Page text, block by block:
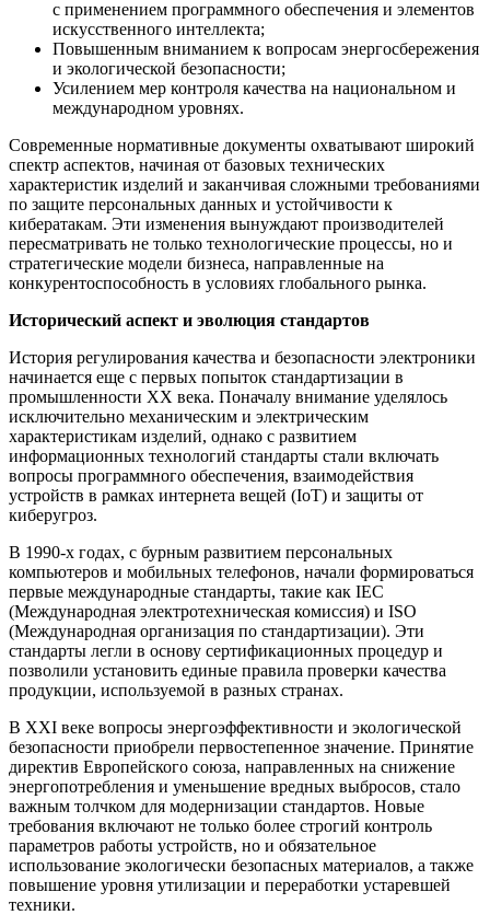
с применением программного обеспечения и элементов
искусственного интеллекта;
Повышенным вниманием к вопросам энергосбережения
и экологической безопасности;
Усилением мер контроля качества на национальном и
международном уровнях.
Современные нормативные документы охватывают широкий
спектр аспектов, начиная от базовых технических
характеристик изделий и заканчивая сложными требованиями
по защите персональных данных и устойчивости к
кибератакам. Эти изменения вынуждают производителей
пересматривать не только технологические процессы, но и
стратегические модели бизнеса, направленные на
конкурентоспособность в условиях глобального рынка.
Исторический аспект и эволюция стандартов
История регулирования качества и безопасности электроники
начинается еще с первых попыток стандартизации в
промышленности XX века. Поначалу внимание уделялось
исключительно механическим и электрическим
характеристикам изделий, однако с развитием
информационных технологий стандарты стали включать
вопросы программного обеспечения, взаимодействия
устройств в рамках интернета вещей (IoT) и защиты от
киберугроз.
В 1990-х годах, с бурным развитием персональных
компьютеров и мобильных телефонов, начали формироваться
первые международные стандарты, такие как IEC
(Международная электротехническая комиссия) и ISO
(Международная организация по стандартизации). Эти
стандарты легли в основу сертификационных процедур и
позволили установить единые правила проверки качества
продукции, используемой в разных странах.
В XXI веке вопросы энергоэффективности и экологической
безопасности приобрели первостепенное значение. Принятие
директив Европейского союза, направленных на снижение
энергопотребления и уменьшение вредных выбросов, стало
важным толчком для модернизации стандартов. Новые
требования включают не только более строгий контроль
параметров работы устройств, но и обязательное
использование экологически безопасных материалов, а также
повышение уровня утилизации и переработки устаревшей
техники.